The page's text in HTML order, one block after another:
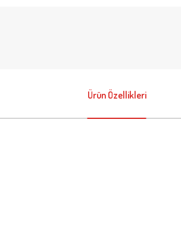
Ürün Özellikleri